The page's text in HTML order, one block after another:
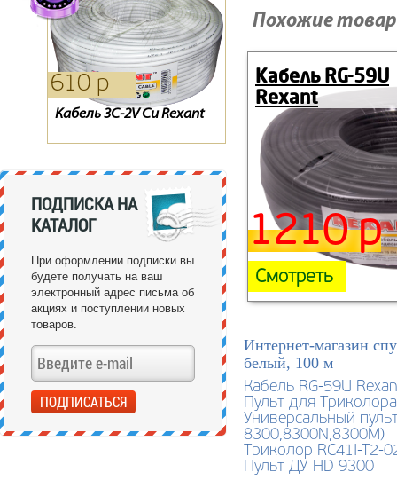
610 р
Кабель 3С-2V Cu Rexant
720 р
Тарелка Супрал 0.55 м
0 р
Обмен «0»
ПОДПИСКА НА
КАТАЛОГ
При оформлении подписки вы
будете получать на ваш
электронный адрес письма об
акциях и поступлении новых
товаров.
Похожие
Кабель RG-59U
Rexant
Смотреть
1210 р
Интернет-магазин
белый, 100 м
Кабель RG-59U
Пульт для
Универсальный
8300,8300N,8300M)
Триколор RC41I-T2-
Пульт ДУ HD 9300